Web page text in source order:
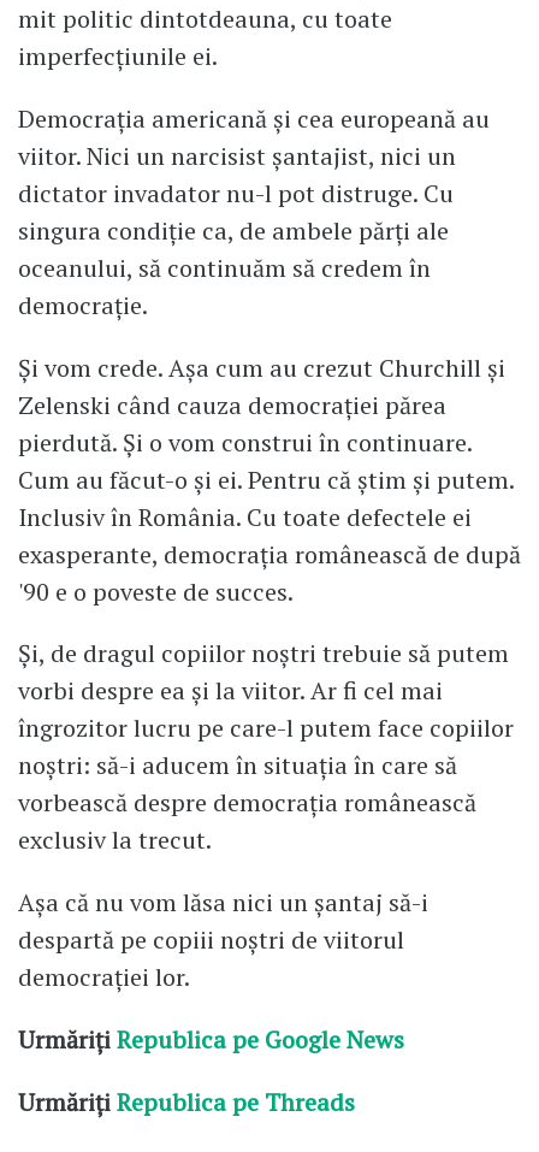
mit politic dintotdeauna, cu toate
imperfecțiunile ei.
Democrația americană și cea europeană au
viitor. Nici un narcisist șantajist, nici un
dictator invadator nu-l pot distruge. Cu
singura condiție ca, de ambele părți ale
oceanului, să continuăm să credem în
democrație.
Și vom crede. Așa cum au crezut Churchill și
Zelenski când cauza democrației părea
pierdută. Și o vom construi în continuare.
Cum au făcut-o și ei. Pentru că știm și putem.
Inclusiv în România. Cu toate defectele ei
exasperante, democrația românească de după
'90 e o poveste de succes.
Și, de dragul copiilor noștri trebuie să putem
vorbi despre ea și la viitor. Ar fi cel mai
îngrozitor lucru pe care-l putem face copiilor
noștri: să-i aducem în situația în care să
vorbească despre democrația românească
exclusiv la trecut.
Așa că nu vom lăsa nici un șantaj să-i
despartă pe copiii noștri de viitorul
democrației lor.
UrmărițiRepublica pe Google News
UrmărițiRepublica pe Threads